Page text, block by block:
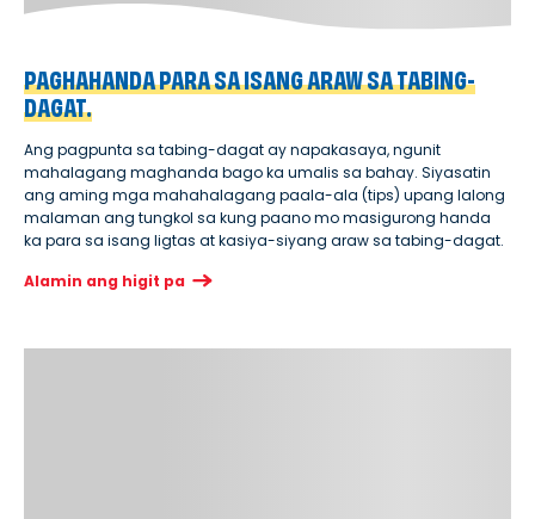
PAGHAHANDA PARA SA ISANG ARAW SA TABING-
DAGAT.
Ang pagpunta sa tabing-dagat ay napakasaya, ngunit
mahalagang maghanda bago ka umalis sa bahay. Siyasatin
ang aming mga mahahalagang paala-ala (tips) upang lalong
malaman ang tungkol sa kung paano mo masigurong handa
ka para sa isang ligtas at kasiya-siyang araw sa tabing-dagat.
Alamin ang higit pa